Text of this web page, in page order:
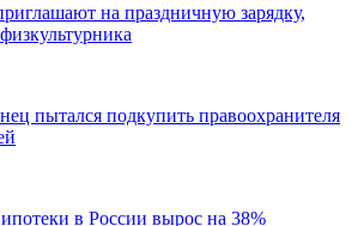
на праздничную зарядку,
пытался подкупить правоохранителя
в России вырос на 38%